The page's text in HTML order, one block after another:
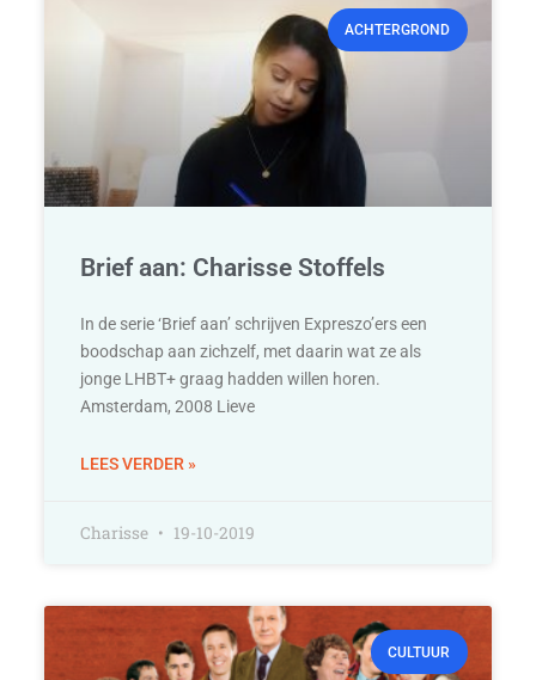
ACHTERGROND
Brief aan: Charisse Stoffels
In de serie ‘Brief aan’ schrijven Expreszo’ers een
boodschap aan zichzelf, met daarin wat ze als
jonge LHBT+ graag hadden willen horen.
Amsterdam, 2008 Lieve
LEES VERDER »
Charisse 19-10-2019
CULTUUR